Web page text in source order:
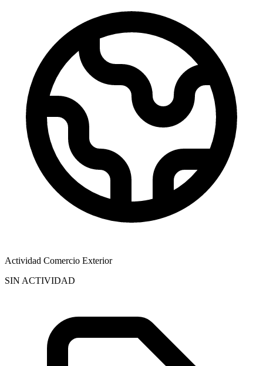
Actividad Comercio Exterior
SIN ACTIVIDAD